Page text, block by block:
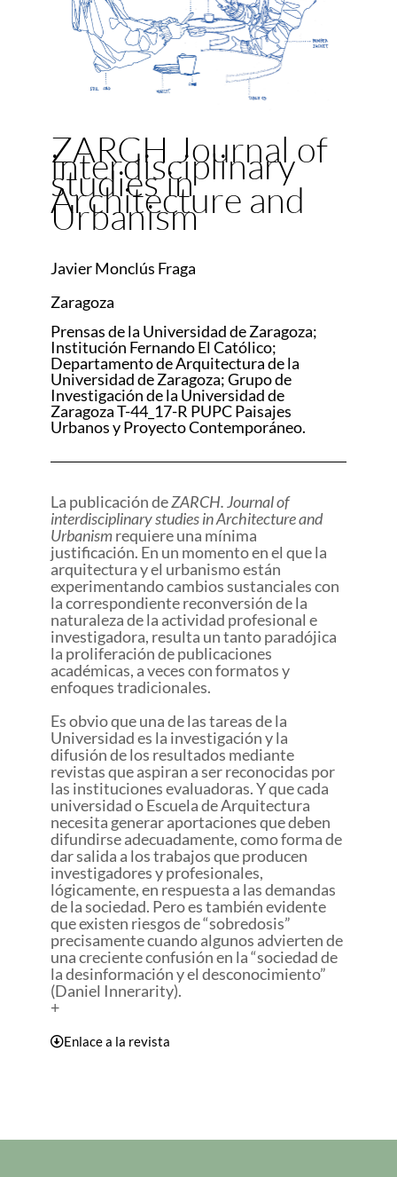
ZARCH Journal of
interdisciplinary
studies in
Architecture and
Urbanism
Javier Monclús Fraga
Zaragoza
Prensas de la Universidad de Zaragoza;
Institución Fernando El Católico;
Departamento de Arquitectura de la
Universidad de Zaragoza; Grupo de
Investigación de la Universidad de
Zaragoza T-44_17-R PUPC Paisajes
Urbanos y Proyecto Contemporáneo.
La publicación deZARCH. Journal of
interdisciplinary studies in Architecture and
Urbanismrequiere una mínima
justificación. En un momento en el que la
arquitectura y el urbanismo están
experimentando cambios sustanciales con
la correspondiente reconversión de la
naturaleza de la actividad profesional e
investigadora, resulta un tanto paradójica
la proliferación de publicaciones
académicas, a veces con formatos y
enfoques tradicionales.
Es obvio que una de las tareas de la
Universidad es la investigación y la
difusión de los resultados mediante
revistas que aspiran a ser reconocidas por
las instituciones evaluadoras. Y que cada
universidad o Escuela de Arquitectura
necesita generar aportaciones que deben
difundirse adecuadamente, como forma de
dar salida a los trabajos que producen
investigadores y profesionales,
lógicamente, en respuesta a las demandas
de la sociedad. Pero es también evidente
que existen riesgos de “sobredosis”
precisamente cuando algunos advierten de
una creciente confusión en la “sociedad de
la desinformación y el desconocimiento”
(Daniel Innerarity).
+
Enlace a la revista